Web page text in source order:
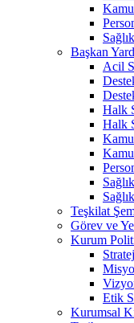
Başkan
Acil
Halk
Halk
Kamu
Teşkilat
Görev ve
Kurum
Etik
Kurumsal